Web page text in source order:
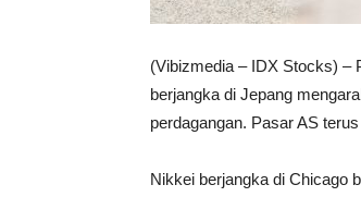
(Vibizmedia – IDX Stocks) –
berjangka di Jepang
perdagangan. Pasar AS
Nikkei berjangka di Chicago